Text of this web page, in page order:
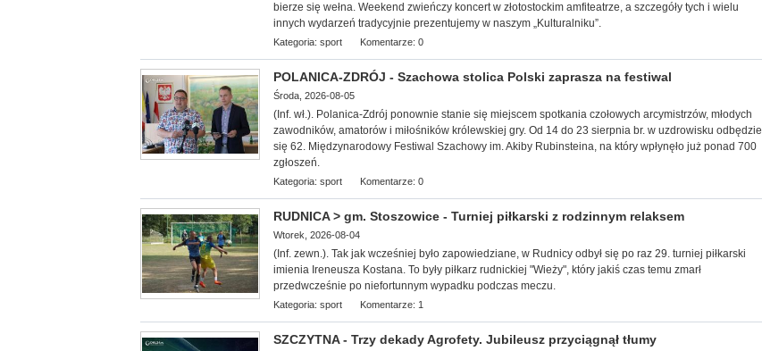
bierze się wełna. Weekend zwieńczy koncert w złotostockim amfiteatrze, a szczegóły tych i wielu
innych wydarzeń tradycyjnie prezentujemy w naszym „Kulturalniku”.
Kategoria: sport Komentarze: 0
POLANICA-ZDRÓJ - Szachowa stolica Polski zaprasza na festiwal
Środa, 2026-08-05
(Inf. wł.). Polanica-Zdrój ponownie stanie się miejscem spotkania czołowych arcymistrzów, młodych
zawodników, amatorów i miłośników królewskiej gry. Od 14 do 23 sierpnia br. w uzdrowisku odbędzie
się 62. Międzynarodowy Festiwal Szachowy im. Akiby Rubinsteina, na który wpłynęło już ponad 700
zgłoszeń.
Kategoria: sport Komentarze: 0
RUDNICA > gm. Stoszowice - Turniej piłkarski z rodzinnym relaksem
Wtorek, 2026-08-04
(Inf. zewn.). Tak jak wcześniej było zapowiedziane, w Rudnicy odbył się po raz 29. turniej piłkarski
imienia Ireneusza Kostana. To były piłkarz rudnickiej "Wieży", który jakiś czas temu zmarł
przedwcześnie po niefortunnym wypadku podczas meczu.
Kategoria: sport Komentarze: 1
SZCZYTNA - Trzy dekady Agrofety. Jubileusz przyciągnął tłumy